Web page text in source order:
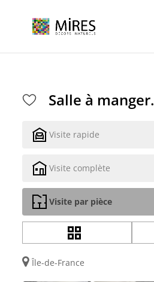
Salle à
Visite rapide
Visite complète
Visite par pièce
Île-de-France